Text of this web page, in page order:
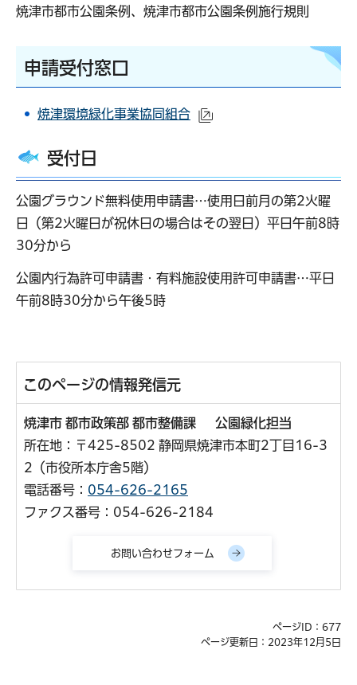
焼津市都市公園条例、焼津市都市公園条例施行規則
申請受付窓口
焼津環境緑化事業協同組合
受付日
公園グラウンド無料使用申請書…使用日前月の第2火曜
日（第2火曜日が祝休日の場合はその翌日）平日午前8時
30分から
公園内行為許可申請書・有料施設使用許可申請書…平日
午前8時30分から午後5時
このページの情報発信元
焼津市 都市政策部 都市整備課 公園緑化担当
所在地：〒425-8502 静岡県焼津市本町2丁目16-3
2（市役所本庁舎5階）
電話番号： 054-626-2165
ファクス番号：054-626-2184
ページID：677
ページ更新日：2023年12月5日